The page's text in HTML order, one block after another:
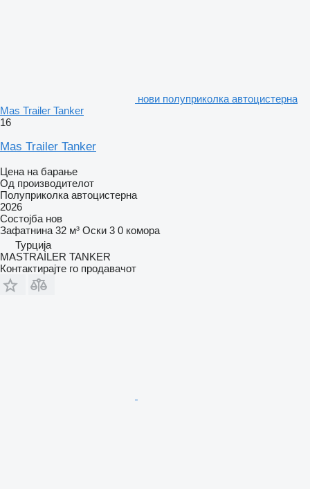
нови полуприколка автоцистерна
Mas Trailer Tanker
16
Mas Trailer Tanker
Цена на барање
Од производителот
Полуприколка автоцистерна
2026
Состојба нов
Зафатнина 32 м³ Оски 3 0 комора
Турција
MASTRAİLER TANKER
Контактирајте го продавачот